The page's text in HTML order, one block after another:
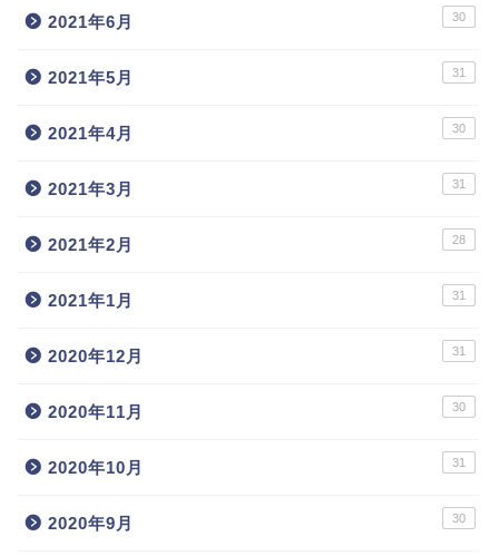
2021年6月 30
2021年5月 31
2021年4月 30
2021年3月 31
2021年2月 28
2021年1月 31
2020年12月 31
2020年11月 30
2020年10月 31
2020年9月 30